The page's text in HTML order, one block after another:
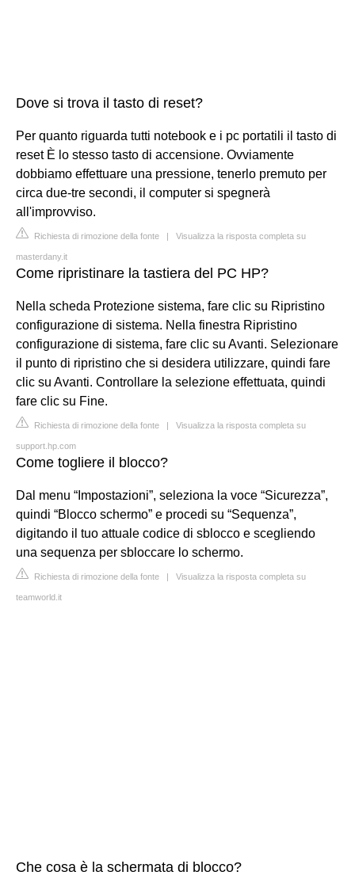
Dove si trova il tasto di reset?
Per quanto riguarda tutti notebook e i pc portatili il tasto di
reset È lo stesso tasto di accensione. Ovviamente
dobbiamo effettuare una pressione, tenerlo premuto per
circa due-tre secondi, il computer si spegnerà
all'improvviso.
Richiesta di rimozione della fonte | Visualizza la risposta completa su
masterdany.it
Come ripristinare la tastiera del PC HP?
Nella scheda Protezione sistema, fare clic su Ripristino
configurazione di sistema. Nella finestra Ripristino
configurazione di sistema, fare clic su Avanti. Selezionare
il punto di ripristino che si desidera utilizzare, quindi fare
clic su Avanti. Controllare la selezione effettuata, quindi
fare clic su Fine.
Richiesta di rimozione della fonte | Visualizza la risposta completa su
support.hp.com
Come togliere il blocco?
Dal menu “Impostazioni”, seleziona la voce “Sicurezza”,
quindi “Blocco schermo” e procedi su “Sequenza”,
digitando il tuo attuale codice di sblocco e scegliendo
una sequenza per sbloccare lo schermo.
Richiesta di rimozione della fonte | Visualizza la risposta completa su
teamworld.it
Che cosa è la schermata di blocco?